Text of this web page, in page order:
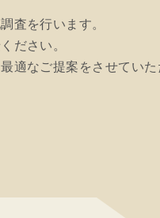
査を行います。
ださい。
適なご提案をさせていた